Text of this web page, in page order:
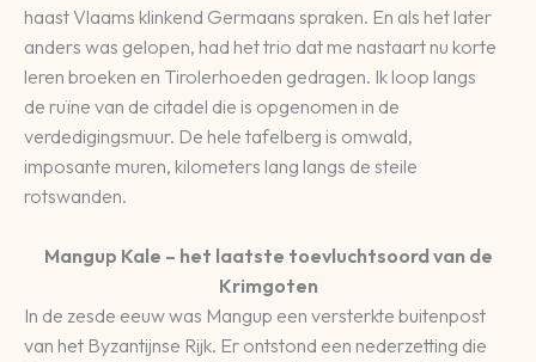
haast Vlaams klinkend Germaans spraken. En als het later
anders was gelopen, had het trio dat me nastaart nu korte
leren broeken en Tirolerhoeden gedragen. Ik loop langs
de ruïne van de citadel die is opgenomen in de
verdedigingsmuur. De hele tafelberg is omwald,
imposante muren, kilometers lang langs de steile
rotswanden.
Mangup Kale – het laatste toevluchtsoord van de
Krimgoten
In de zesde eeuw was Mangup een versterkte buitenpost
van het Byzantijnse Rijk. Er ontstond een nederzetting die